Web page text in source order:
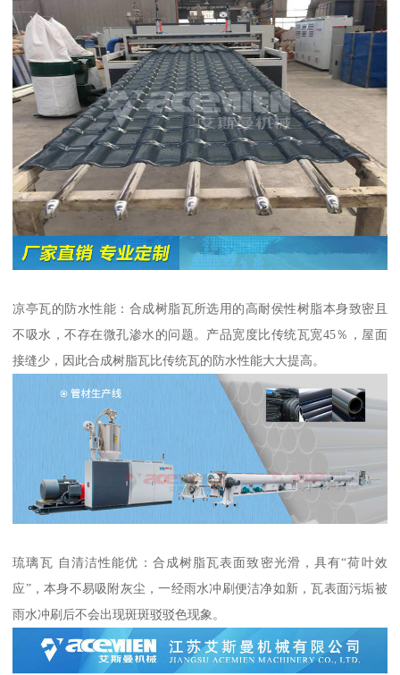
凉亭瓦的防水性能：合成树脂瓦所选用的高耐侯性树脂本身致密且
不吸水，不存在微孔渗水的问题。产品宽度比传统瓦宽45％，屋面
接缝少，因此合成树脂瓦比传统瓦的防水性能大大提高。
琉璃瓦 自清洁性能优：合成树脂瓦表面致密光滑，具有“荷叶效
应”，本身不易吸附灰尘，一经雨水冲刷便洁净如新，瓦表面污垢被
雨水冲刷后不会出现斑斑驳驳色现象。